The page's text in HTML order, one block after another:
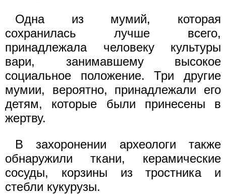
Одна из мумий, которая
сохранилась лучше всего,
принадлежала человеку культуры
вари, занимавшему высокое
социальное положение. Три другие
мумии, вероятно, принадлежали его
детям, которые были принесены в
жертву.
В захоронении археологи также
обнаружили ткани, керамические
сосуды, корзины из тростника и
стебли кукурузы.